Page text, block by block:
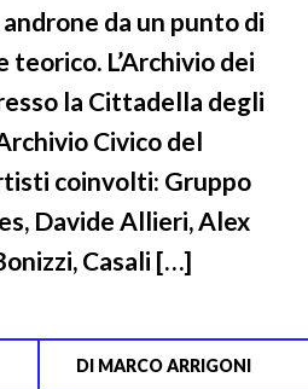
da un punto di
L’Archivio dei
la Cittadella degli
Civico del
coinvolti: Gruppo
Davide Allieri, Alex
Casali […]
DI MARCO ARRIGONI